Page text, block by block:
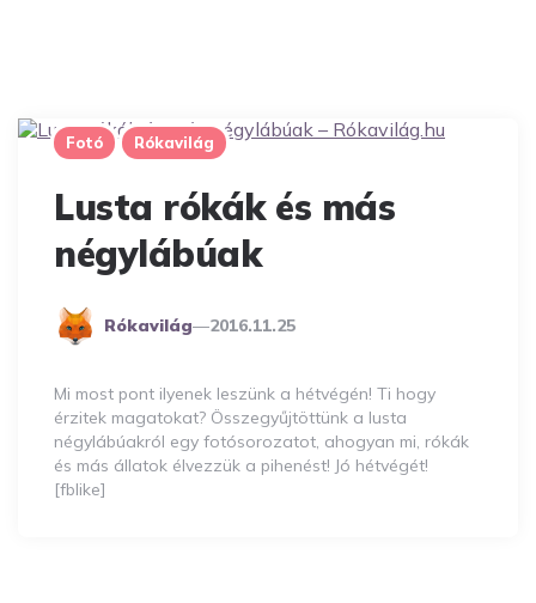
Fotó Rókavilág
Lusta rókák és más
négylábúak
Posted
Rókavilág 2016.11.25
Mi most pont ilyenek leszünk a hétvégén! Ti hogy
érzitek magatokat? Összegyűjtöttünk a lusta
négylábúakról egy fotósorozatot, ahogyan mi, rókák
és más állatok élvezzük a pihenést! Jó hétvégét!
[fblike]